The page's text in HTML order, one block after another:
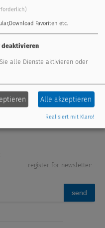
remote maintenance
fresh water system
register for newsletter:
send
Favoriten etc.
deaktivieren
alle Dienste aktivieren oder
Alle akzeptieren
Realisiert mit Klaro!